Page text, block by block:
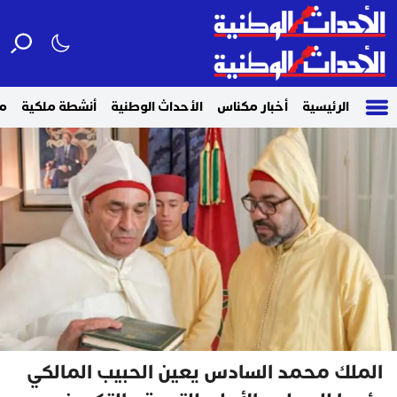
الرئيسية أخبار مكناس الأحداث الوطنية أنشطة ملكية
الملك محمد السادس يعين الحبيب المالكي